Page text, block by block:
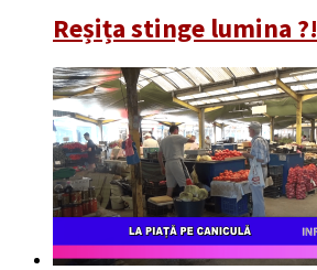
Reșița stinge lumina ?!